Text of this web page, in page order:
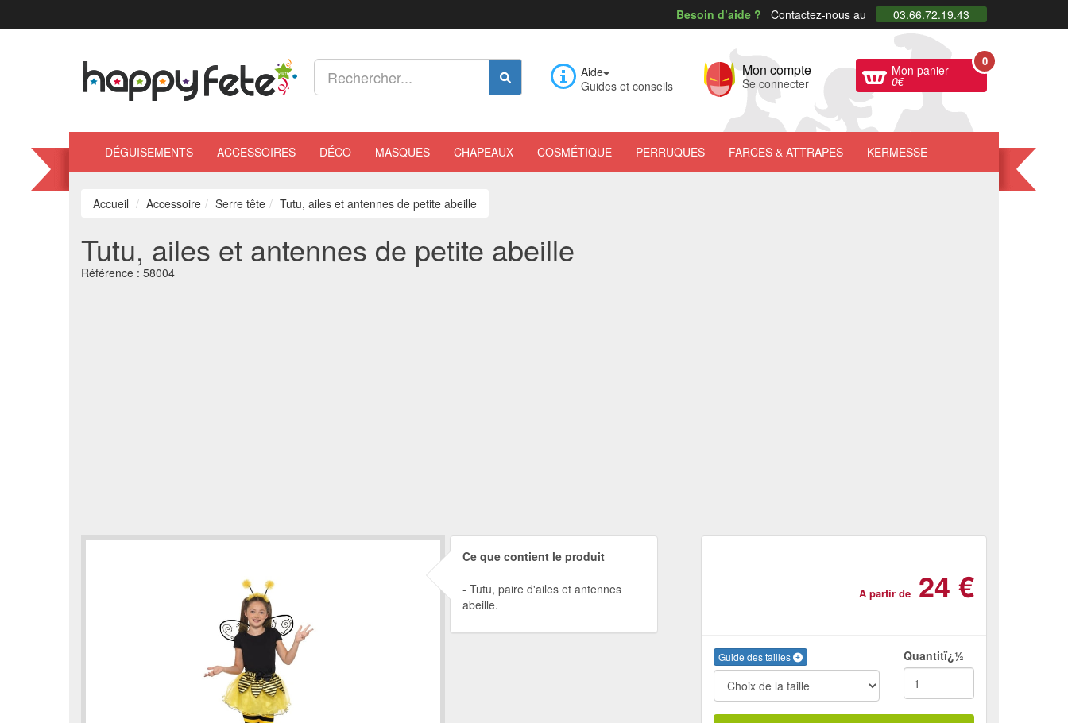
Besoin d’aide ? Contactez-nous au 03.66.72.19.43
Aide
Guides et conseils
Mon compte
Se connecter
Mon panier
0€
0
DÉGUISEMENTS ACCESSOIRES DÉCO MASQUES CHAPEAUX COSMÉTIQUE PERRUQUES FARCES & ATTRAPES KERMESSE
Accueil Accessoire Serre tête Tutu, ailes et antennes de petite abeille
Tutu, ailes et antennes de petite abeille
Référence : 58004
Ce que contient le produit
Tutu, paire d'ailes et antennes
abeille.
A partir de 24 €
Guide des tailles Quantitï¿½